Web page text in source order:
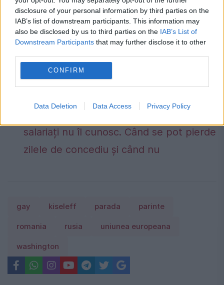
disclosure of your personal information by third parties on the
IAB’s list of downstream participants. This information may
also be disclosed by us to third parties on the IAB’s List of
Downstream Participants that may further disclose it to other
CONFIRM
Data Deletion Data Access Privacy Policy
Mâine, vom vedea care sunt strategia și
țintele atacului.
Locuiești la bloc? 10 reguli pe care mulți
proprietari le înțeleg greșit și ajung să
salariați nu îl cunosc. Când se pot pierde
zilele de concediu și când nu
gay kiseleff parada parinte
romania rusia uniunea europeana
washington